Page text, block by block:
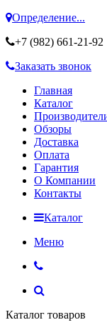
Определение...
+7 (982) 661-21-92
Заказать звонок
Главная
Каталог
Обзоры
Доставка
Оплата
Гарантия
О Компании
Контакты
Каталог
Меню
Каталог товаров